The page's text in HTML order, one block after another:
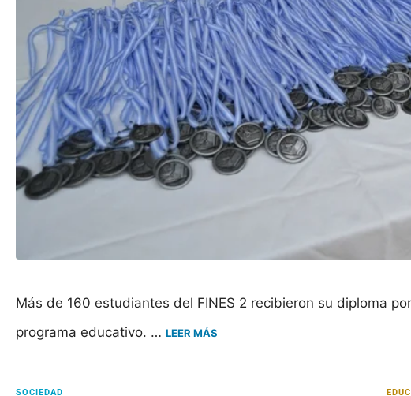
Más de 160 estudiantes del FINES 2 recibieron su diploma
programa educativo. … LEER MÁS